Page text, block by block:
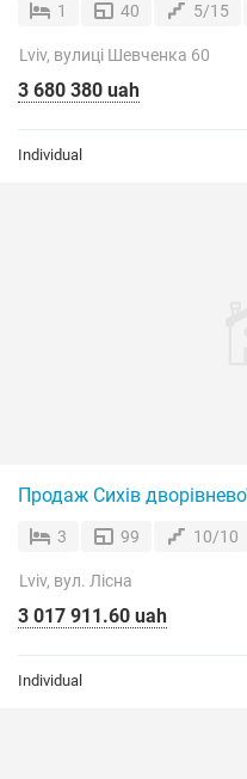
1 40 5/15
Lviv, вулиці Шевченка 60
3 680 380 uah
Individual
Продаж Сихів
3 99 10/10
Lviv, вул. Лісна
3 017 911.60 uah
Individual